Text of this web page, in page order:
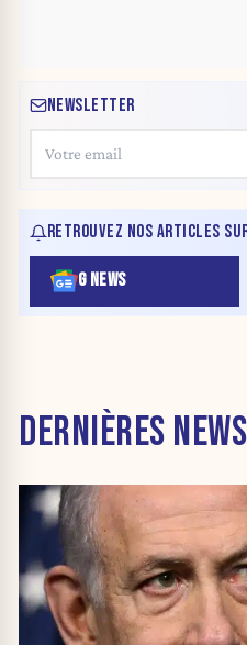
NEWSLETTER
RETROUVEZ NOS ARTICLES
G NEWS
DERNIÈRES